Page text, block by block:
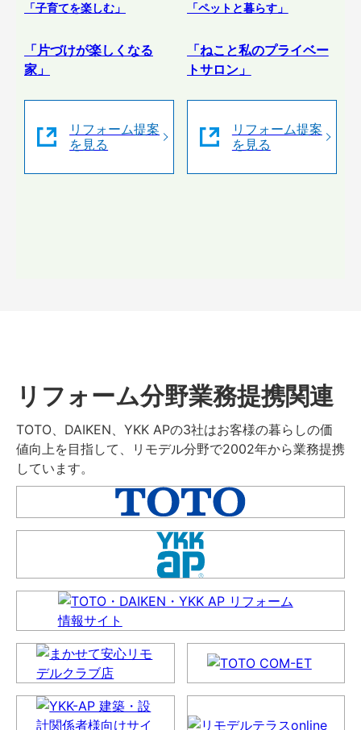
「子育てを楽しむ」
「片づけが楽しくなる
家」
リフォーム提案
を見る
「ペットと暮らす」
「ねこと私のプライベー
トサロン」
リフォーム提案
を見る
リフォーム分野業務提携関連
TOTO、DAIKEN、YKK APの3社はお客様の暮らしの価
値向上を目指して、リモデル分野で2002年から業務提携
しています。